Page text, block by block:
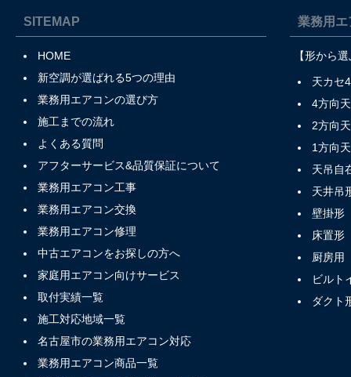
SITEMAP
HOME
新空調が選ばれる5つの理由
業務用エアコンの選び方
施工までの流れ
よくある質問
アフターサービス&品質保証について
業務用エアコン工事
業務用エアコン交換
業務用エアコン修理
中古エアコンをお探しの方へ
家庭用エアコン向けサービス
取付実績一覧
施工対応地域一覧
名古屋市の業務用エアコン対応
業務用エアコン商品一覧
業務用エ
【形から
天カセ
4方向
2方向
1方向
天吊自
天井吊
壁掛形
床置形
厨房用
ビルト
ダクト